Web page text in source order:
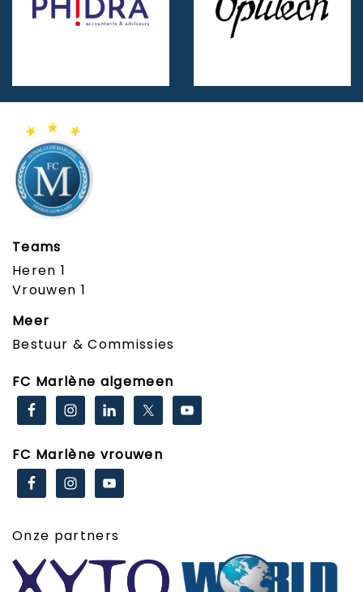
Teams
Heren 1
Vrouwen 1
Meer
Bestuur & Commissies
FC Marlène algemeen
FC Marlène vrouwen
Onze partners